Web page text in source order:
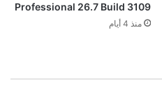
Professional 26.7 Build 3109
منذ 4 أيام